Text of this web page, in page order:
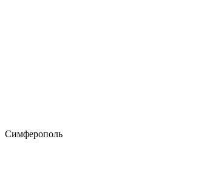
Симферополь